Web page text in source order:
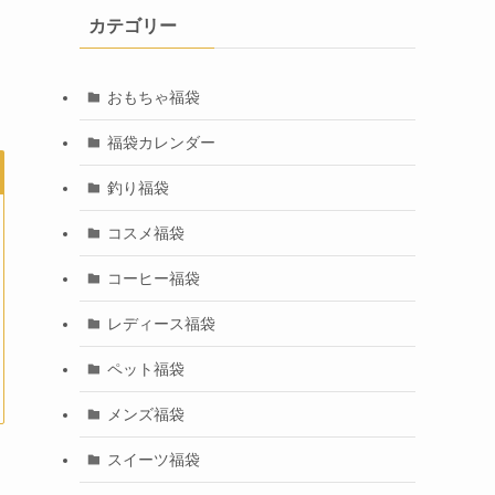
カテゴリー
おもちゃ福袋
福袋カレンダー
釣り福袋
コスメ福袋
コーヒー福袋
レディース福袋
ペット福袋
メンズ福袋
スイーツ福袋